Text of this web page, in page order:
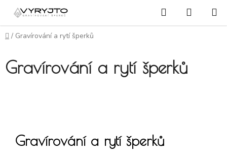
Přejít na obsah Hledat
Domů
/ Gravírování a rytí šperků
Gravírování a rytí šperků
Gravírování a rytí šperků